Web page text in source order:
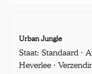
Urban Jungle
Staat: Standaard ·
Heverlee ·